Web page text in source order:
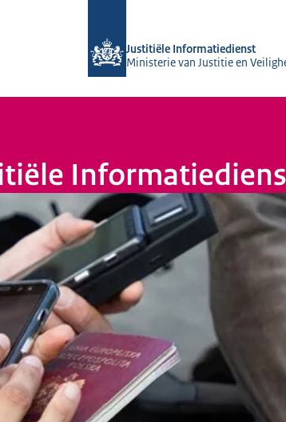
Justitiële Informatiedienst
Ministerie van Justitie en